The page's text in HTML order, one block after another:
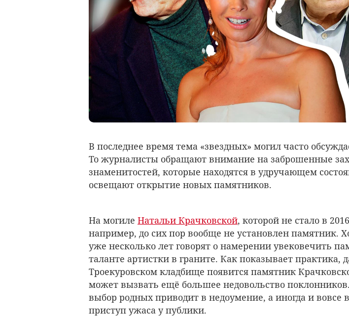
В последнее время тема «звездных» могил часто
То журналисты обращают внимание на заброшенные
знаменитостей, которые находятся в удручающем
освещают открытие новых памятников.
На могиле Натальи Крачковской, которой не стало в
например, до сих пор вообще не установлен памятник.
уже несколько лет говорят о намерении увековечить
таланте артистки в граните. Как показывает практика,
Троекуровском кладбище появится памятник
может вызвать ещё большее недовольство
выбор родных приводит в недоумение, а иногда и вовсе
приступ ужаса у публики.